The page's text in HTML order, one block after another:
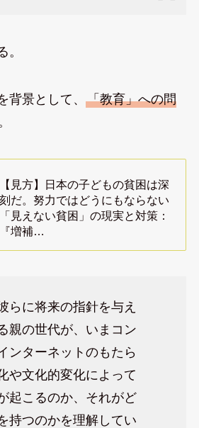
。
背景として、 「教育」への問
【見方】日本の子どもの貧困は深
刻だ。努力ではどうにもならない
「見えない貧困」の現実と対策：
『増補…
らに将来の指針を与え
親の世代が、いまコン
ンターネットのもたら
や文化的変化によって
起こるのか、それがど
持つのかを理解してい